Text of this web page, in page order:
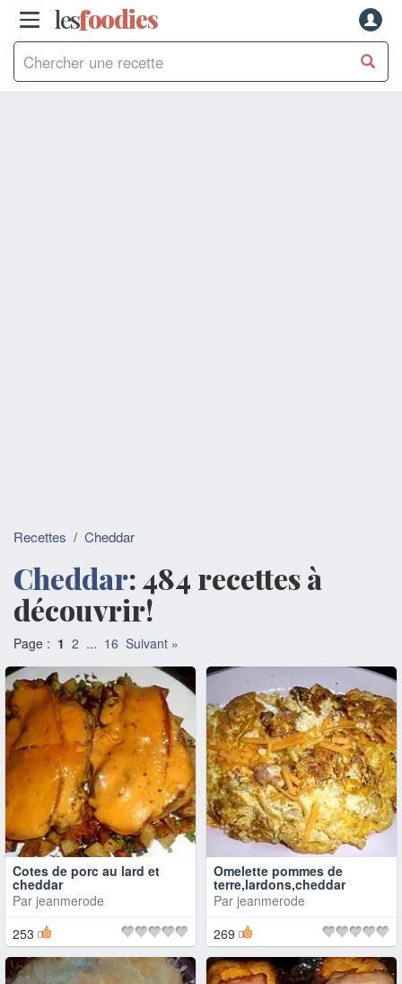
lesfoodies
Recettes / Cheddar
Cheddar: 484 recettes à
découvrir!
Page : 1 2 ... 16 Suivant »
Cotes de porc au lard et
cheddar
Par jeanmerode
253
Omelette pommes de
terre,lardons,cheddar
Par jeanmerode
269